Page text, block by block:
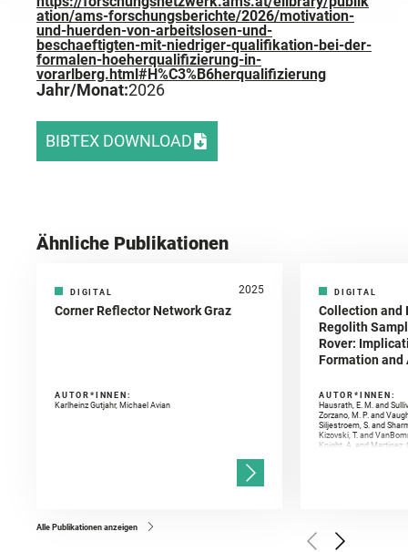
ation/ams-forschungsberichte/2026/motivation-
und-huerden-von-arbeitslosen-und-
beschaeftigten-mit-niedriger-qualifikation-bei-der-
formalen-hoeherqualifizierung-in-
vorarlberg.html#H%C3%B6herqualifizierung
Jahr/Monat:2026
BIBTEX DOWNLOAD
Ähnliche Publikationen
DIGITAL 2025
Corner Reflector Network Graz
AUTOR*INNEN:
Karlheinz Gutjahr, Michael Avian
DIGITAL
Collection and
Regolith
Rover:
Formation
AUTOR*INNEN:
Hausrath, E. M. and
Zorzano, M. P. and
Siljestroem, S. and
Kizovski, T. and
Knight, A. and Martinez,
Golombek, M. and
Herkenhoff, K. and
Alle Publikationen anzeigen